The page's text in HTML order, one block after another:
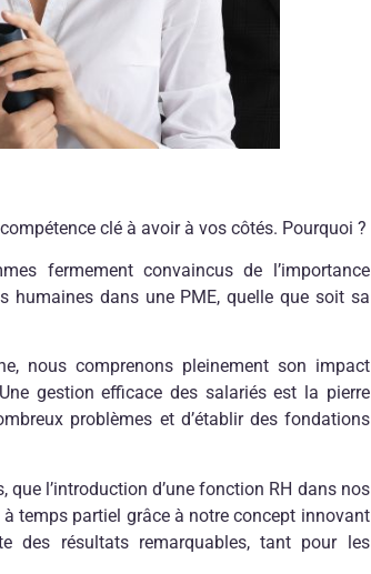
clé à avoir à vos côtés. Pourquoi ?
fermement convaincus de l’importance
humaines dans une PME, quelle que soit sa
nous comprenons pleinement son impact
gestion efficace des salariés est la pierre
problèmes et d’établir des fondations
l’introduction d’une fonction RH dans nos
temps partiel grâce à notre concept innovant
des résultats remarquables, tant pour les